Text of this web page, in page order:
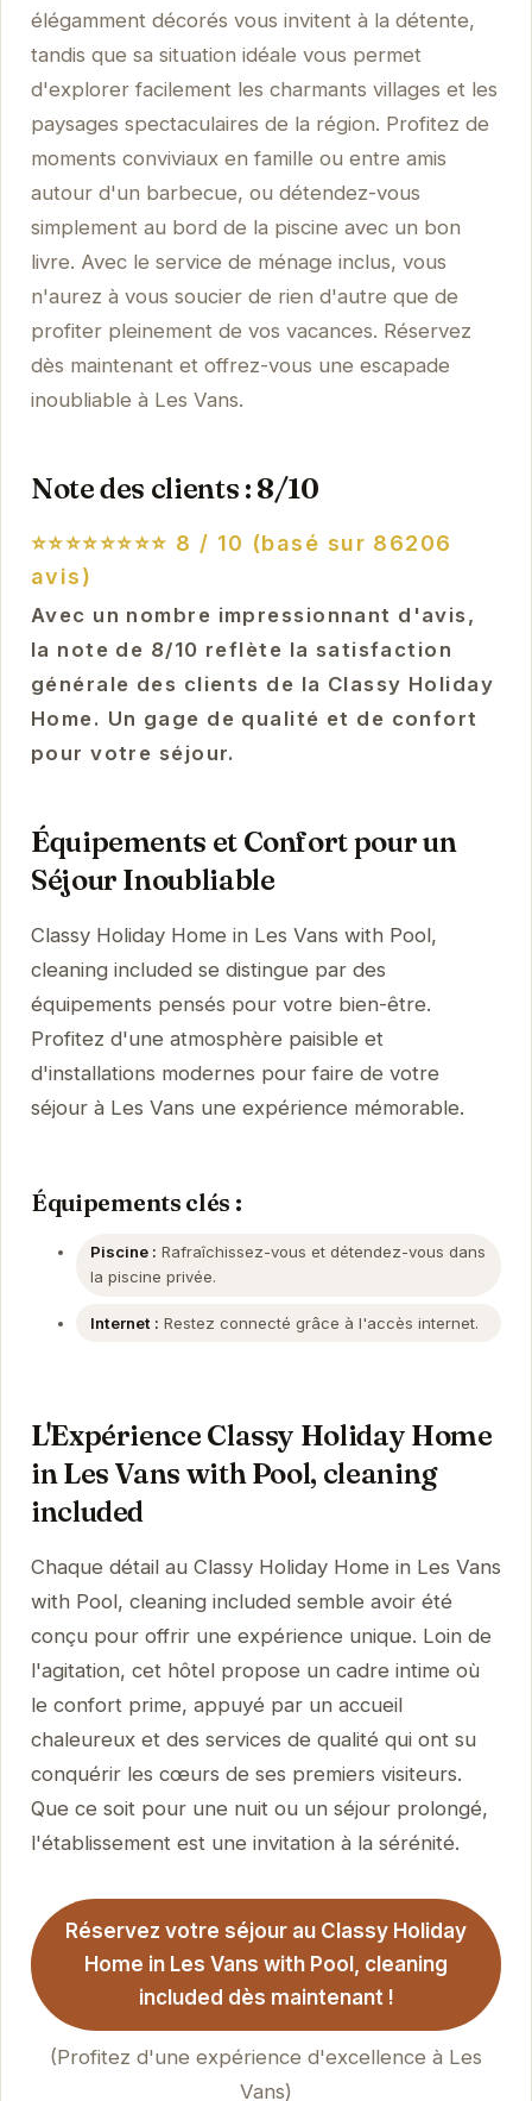
élégamment décorés vous invitent à la détente,
tandis que sa situation idéale vous permet
d'explorer facilement les charmants villages et les
paysages spectaculaires de la région. Profitez de
moments conviviaux en famille ou entre amis
autour d'un barbecue, ou détendez-vous
simplement au bord de la piscine avec un bon
livre. Avec le service de ménage inclus, vous
n'aurez à vous soucier de rien d'autre que de
profiter pleinement de vos vacances. Réservez
dès maintenant et offrez-vous une escapade
inoubliable à Les Vans.
Note des clients : 8/10
⭐⭐⭐⭐⭐⭐⭐⭐ 8 / 10 (basé sur 86206
avis)
Avec un nombre impressionnant d'avis,
la note de 8/10 reflète la satisfaction
générale des clients de la Classy Holiday
Home. Un gage de qualité et de confort
pour votre séjour.
Équipements et Confort pour un
Séjour Inoubliable
Classy Holiday Home in Les Vans with Pool,
cleaning included se distingue par des
équipements pensés pour votre bien-être.
Profitez d'une atmosphère paisible et
d'installations modernes pour faire de votre
séjour à Les Vans une expérience mémorable.
Équipements clés :
Piscine : Rafraîchissez-vous et détendez-vous dans
la piscine privée.
Internet : Restez connecté grâce à l'accès internet.
L'Expérience Classy Holiday Home
in Les Vans with Pool, cleaning
included
Chaque détail au Classy Holiday Home in Les Vans
with Pool, cleaning included semble avoir été
conçu pour offrir une expérience unique. Loin de
l'agitation, cet hôtel propose un cadre intime où
le confort prime, appuyé par un accueil
chaleureux et des services de qualité qui ont su
conquérir les cœurs de ses premiers visiteurs.
Que ce soit pour une nuit ou un séjour prolongé,
l'établissement est une invitation à la sérénité.
Réservez votre séjour au Classy Holiday
Home in Les Vans with Pool, cleaning
included dès maintenant !
(Profitez d'une expérience d'excellence à Les
Vans)